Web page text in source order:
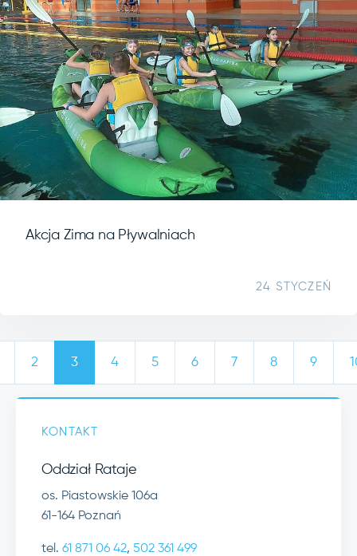
Akcja Zima na Pływalniach
24 STYCZEŃ
2 3 4 5 6 7 8 9
KONTAKT
Oddział Rataje
os. Piastowskie 106a
61-164 Poznań
tel. 61 871 06 42, 502 361 499